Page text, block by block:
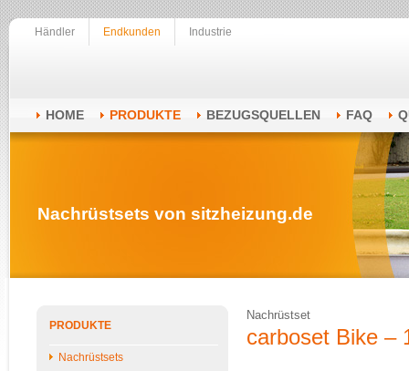
Händler Endkunden Industrie
HOME PRODUKTE BEZUGSQUELLEN FAQ
Nachrüstsets von sitzheizung.de
PRODUKTE
Nachrüstsets
Nachrüstset
carboset Bike –